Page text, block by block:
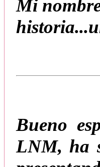
Mi
Bueno
LNM, ha